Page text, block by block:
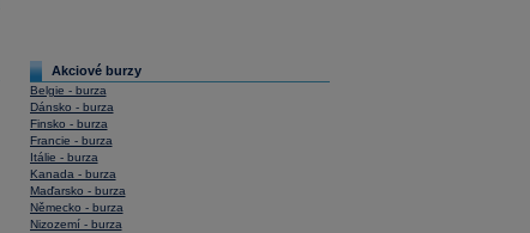
Akciové burzy
Belgie - burza
Dánsko - burza
Finsko - burza
Francie - burza
Itálie - burza
Kanada - burza
Maďarsko - burza
Německo - burza
Nizozemí - burza